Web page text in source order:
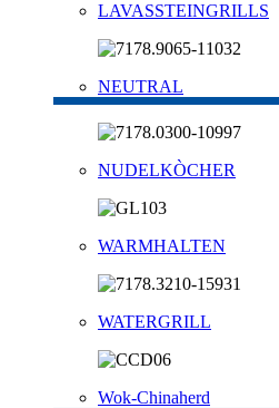
LAVASSTEINGRILLS
NEUTRAL
NUDELKÒCHER
WARMHALTEN
WATERGRILL
Wok-Chinaherd